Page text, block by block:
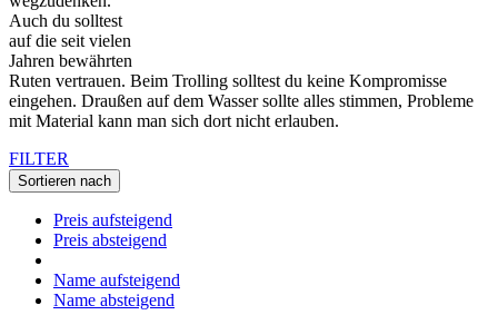
Auch du solltest
auf die seit vielen
Jahren bewährten
Ruten vertrauen. Beim Trolling solltest du keine Kompromisse
eingehen. Draußen auf dem Wasser sollte alles stimmen, Probleme
mit Material kann man sich dort nicht erlauben.
FILTER
Sortieren nach
Preis aufsteigend
Preis absteigend
Name aufsteigend
Name absteigend